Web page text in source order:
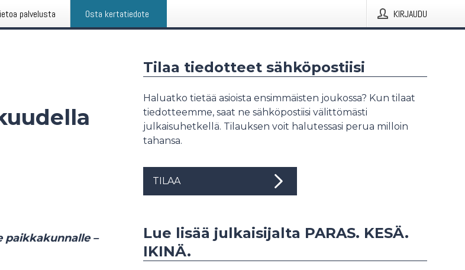
palvelusta Osta kertatiedote KIRJAUDU
paikkakunnalle –
Tilaa tiedotteet sähköpostiisi
Haluatko tietää asioista ensimmäisten joukossa? Kun tilaat
tiedotteemme, saat ne sähköpostiisi välittömästi
julkaisuhetkellä. Tilauksen voit halutessasi perua milloin
tahansa.
TILAA
Lue lisää julkaisijalta PARAS. KESÄ.
IKINÄ.